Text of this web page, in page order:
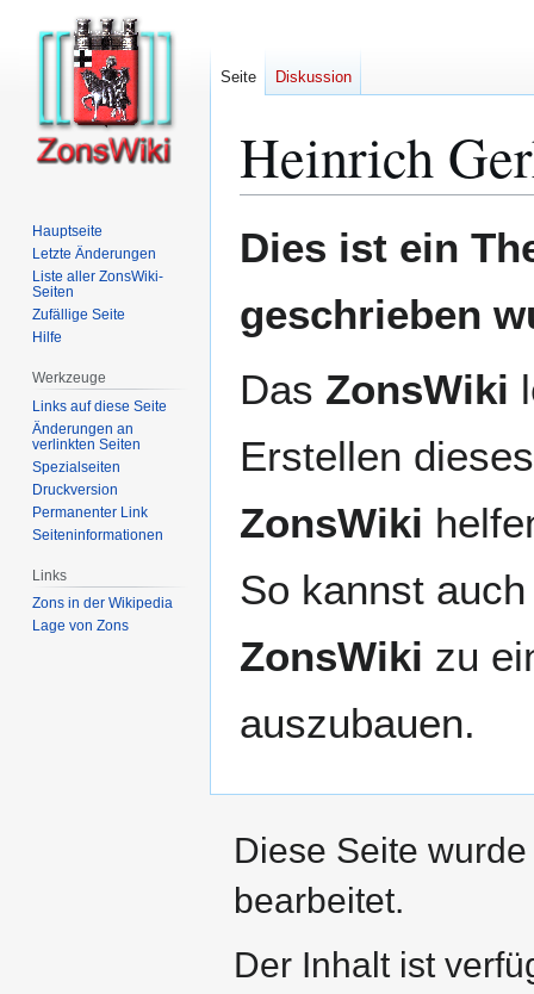
Heinrich
Navigation
Suche
Dies ist ein
geschrieben
Das ZonsWiki
Erstellen
ZonsWiki
So kannst
ZonsWiki zu
auszubauen.
Seite Diskussion
Hauptseite
Letzte Änderungen
Liste aller ZonsWiki-
Seiten
Zufällige Seite
Hilfe
Werkzeuge
Links auf diese Seite
Änderungen an
verlinkten Seiten
Spezialseiten
Druckversion
Permanenter Link
Seiten­­informationen
Links
Zons in der Wikipedia
Lage von Zons
Diese Seite
bearbeitet.
Der Inhalt ist